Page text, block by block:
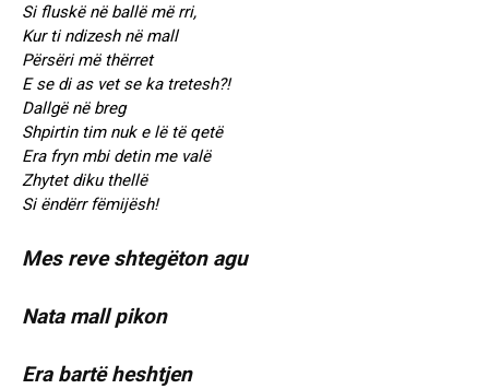
Si fluskë në ballë më rri,
Kur ti ndizesh në mall
Përsëri më thërret
E se di as vet se ka tretesh?!
Dallgë në breg
Shpirtin tim nuk e lë të qetë
Era fryn mbi detin me valë
Zhytet diku thellë
Si ëndërr fëmijësh!
Mes reve shtegëton agu
Nata mall pikon
Era bartë heshtjen